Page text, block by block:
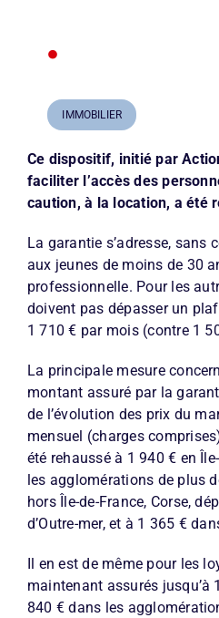
•
IMMOBILIER
Ce dispositif, initié par
faciliter l’accès des
caution, à la location, a été
La garantie s’adresse, sans
aux jeunes de moins de 30
professionnelle. Pour les
doivent pas dépasser un
1 710 € par mois (contre 1
La principale mesure
montant assuré par la
de l’évolution des prix du
mensuel (charges
été rehaussé à 1 940 € en
les agglomérations de plus
hors Île-de-France, Corse,
d’Outre-mer, et à 1 365 €
Il en est de même pour les
maintenant assurés jusqu’à
840 € dans les